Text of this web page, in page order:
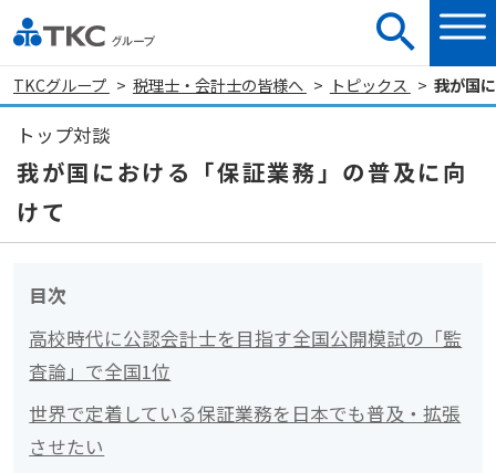
TKCグループ 税理士・会計士の皆様へ トピックス 我が国
トップ対談
我が国における「保証業務」の普及に向
けて
目次
高校時代に公認会計士を目指す全国公開模試の「監
査論」で全国1位
世界で定着している保証業務を日本でも普及・拡張
させたい